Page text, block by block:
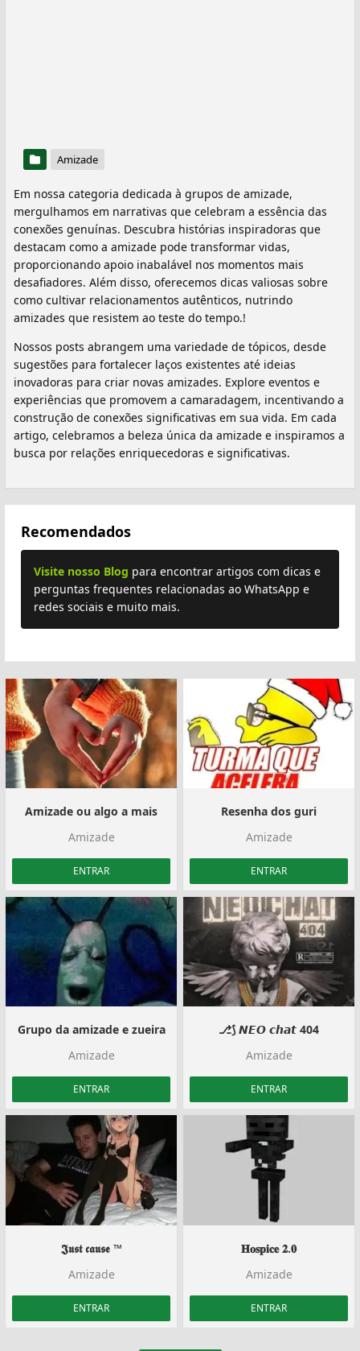
Amizade
Em nossa categoria dedicada à grupos de amizade,
mergulhamos em narrativas que celebram a essência das
conexões genuínas. Descubra histórias inspiradoras que
destacam como a amizade pode transformar vidas,
proporcionando apoio inabalável nos momentos mais
desafiadores. Além disso, oferecemos dicas valiosas sobre
como cultivar relacionamentos autênticos, nutrindo
amizades que resistem ao teste do tempo.!
Nossos posts abrangem uma variedade de tópicos, desde
sugestões para fortalecer laços existentes até ideias
inovadoras para criar novas amizades. Explore eventos e
experiências que promovem a camaradagem, incentivando a
construção de conexões significativas em sua vida. Em cada
artigo, celebramos a beleza única da amizade e inspiramos a
busca por relações enriquecedoras e significativas.
Recomendados
Visite nosso Blog para encontrar artigos com dicas e
perguntas frequentes relacionadas ao WhatsApp e
redes sociais e muito mais.
Amizade ou algo a mais
Amizade
ENTRAR
Resenha dos guri
Amizade
ENTRAR
Grupo da amizade e zueira
Amizade
ENTRAR
⎇⟆ 𝙉𝙀𝙊 𝙘𝙝𝙖𝙩 404
Amizade
ENTRAR
𝕵𝖚𝖘𝖙 𝖈𝖆𝖚𝖘𝖊 ™
Amizade
ENTRAR
𝐇𝐨𝐬𝐩𝐢𝐜𝐞 𝟐.𝟎
Amizade
ENTRAR